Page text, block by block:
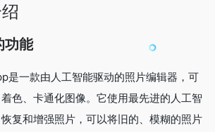
能
是一款由人工智能驱动的照片编辑器，可
色、卡通化图像。它使用最先进的人工智
复和增强照片，可以将旧的、模糊的照片